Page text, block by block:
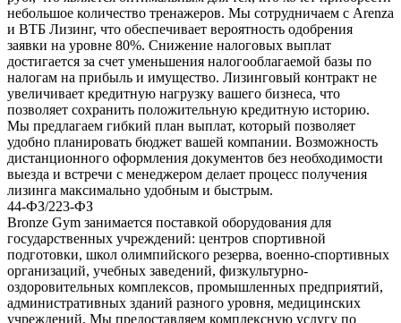
небольшое количество тренажеров. Мы сотрудничаем с Arenza
и ВТБ Лизинг, что обеспечивает вероятность одобрения
заявки на уровне 80%. Снижение налоговых выплат
достигается за счет уменьшения налогооблагаемой базы по
налогам на прибыль и имущество. Лизинговый контракт не
увеличивает кредитную нагрузку вашего бизнеса, что
позволяет сохранить положительную кредитную историю.
Мы предлагаем гибкий план выплат, который позволяет
удобно планировать бюджет вашей компании. Возможность
дистанционного оформления документов без необходимости
выезда и встречи с менеджером делает процесс получения
лизинга максимально удобным и быстрым.
44-ФЗ/223-ФЗ
Bronze Gym занимается поставкой оборудования для
государственных учреждений: центров спортивной
подготовки, школ олимпийского резерва, военно-спортивных
организаций, учебных заведений, физкультурно-
оздоровительных комплексов, промышленных предприятий,
административных зданий разного уровня, медицинских
учреждений. Мы предоставляем комплексную услугу по